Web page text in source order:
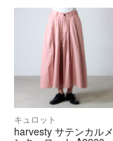
キュロット
harvesty サテンカルメ